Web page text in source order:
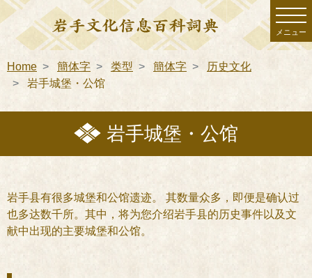
メニュー
Home 簡体字 类型 簡体字
历史文化
岩手城堡・公馆
岩手城堡・公馆
岩手县有很多城堡和公馆遗迹。 其数量众多，即便是确认过
也多达数千所。其中，将为您介绍岩手县的历史事件以及文
献中出现的主要城堡和公馆。